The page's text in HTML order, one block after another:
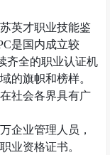
英才职业技能鉴
是国内成立较
齐全的职业认证机
的旗帜和榜样。
社会各界具有广
企业管理人员，
职业资格证书。